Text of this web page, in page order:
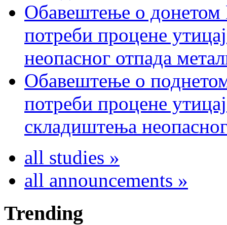
Обавештење о
потреби процене
неопасног отпада
Обавештење о
потреби процене
складиштења
all studies »
all announcements »
Trending